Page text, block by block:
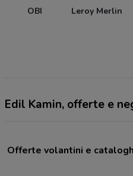
OBI Leroy Merlin
Edil Kamin, offerte e
Offerte volantini e